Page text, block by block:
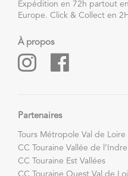
Expédition en 72h partout
Europe. Click & Collect en
À propos
Partenaires
Tours Métropole Val de Loire
CC Touraine Vallée de l’Indre
CC Touraine Est Vallées
CC Touraine Ouest Val de